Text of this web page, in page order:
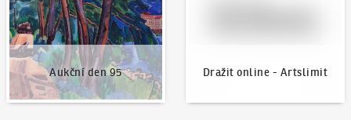
Aukční den 95 Dražit online - Artslimit